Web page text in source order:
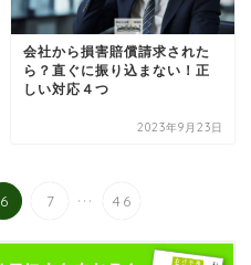
会社から損害賠償請求された
ら？直ぐに振り込まない！正
しい対応４つ
2023年9月23日
6 7 ... 46